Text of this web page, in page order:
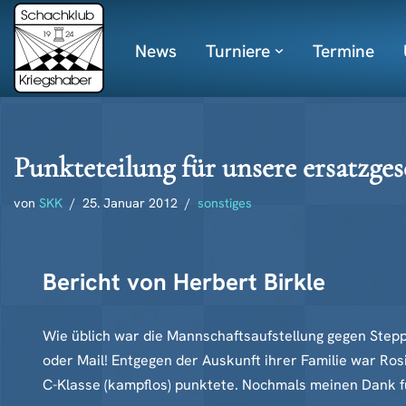
Zum
Inhalt
springen
News Turniere Termine
Punkteteilung für unsere
von SKK 25. Januar 2012 sonstiges
Bericht von Herbert Birkle
Wie üblich war die Mannschaftsaufstellung gegen
oder Mail! Entgegen der Auskunft ihrer Familie war
C-Klasse (kampflos) punktete. Nochmals meinen Dank